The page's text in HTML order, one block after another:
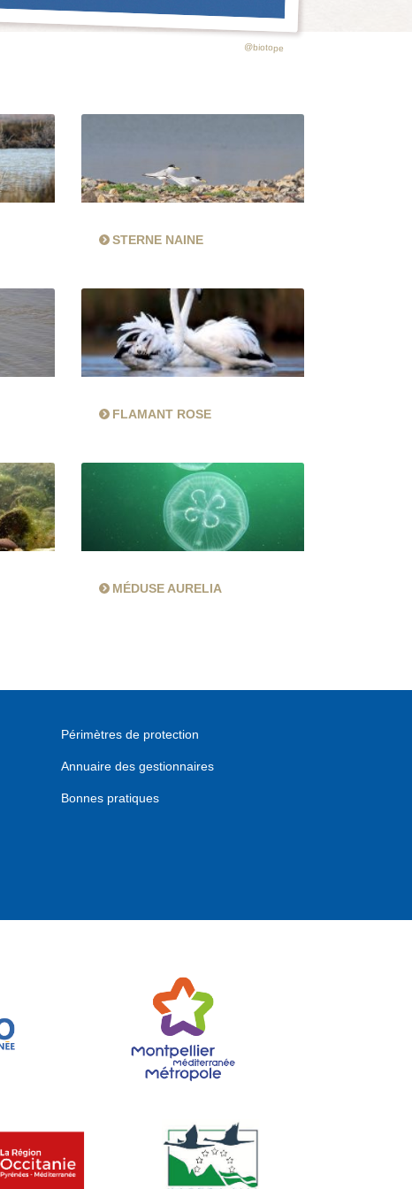
@biotope
STERNE NAINE
FLAMANT ROSE
MÉDUSE AURELIA
Périmètres de protection
Annuaire des gestionnaires
Bonnes pratiques